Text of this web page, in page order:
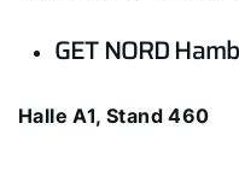
GET NORD
Halle A1, Stand 460